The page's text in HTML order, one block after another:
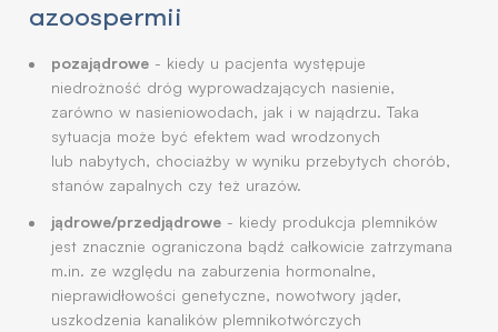
azoospermii
pozajądrowe - kiedy u pacjenta występuje
niedrożność dróg wyprowadzających nasienie,
zarówno w nasieniowodach, jak i w najądrzu. Taka
sytuacja może być efektem wad wrodzonych
lub nabytych, chociażby w wyniku przebytych chorób,
stanów zapalnych czy też urazów.
jądrowe/przedjądrowe - kiedy produkcja plemników
jest znacznie ograniczona bądź całkowicie zatrzymana
m.in. ze względu na zaburzenia hormonalne,
nieprawidłowości genetyczne, nowotwory jąder,
uszkodzenia kanalików plemnikotwórczych